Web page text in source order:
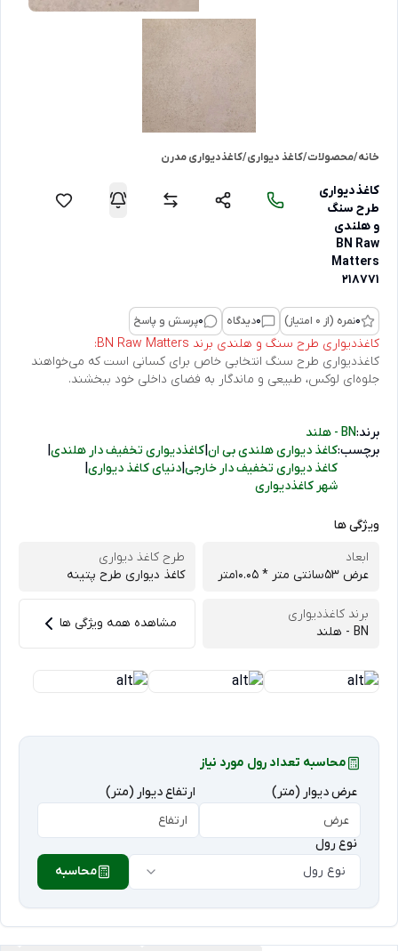
خانه/محصولات/کاغذ دیواری/کاغذدیواری مدرن
کاغذدیواری
طرح سنگ
و هلندی
BN Raw
Matters
218771
0نمره (از 0 امتیاز) 0دیدگاه 0پرسش و پاسخ
کاغذدیواری طرح سنگ و هلندی برند BN Raw Matters:
کاغذدیواری طرح سنگ انتخابی خاص برای کسانی است که می‌خواهند
جلوه‌ای لوکس، طبیعی و ماندگار به فضای داخلی خود ببخشند.
برند:BN - هلند
برچسب:کاغذ دیواری هلندی بی ان کاغذدیواری تخفیف دار هلندی
کاغذ دیواری تخفیف دار خارجی دنیای کاغذ دیواری
شهر کاغذدیواری
ویژگی ها
ابعاد
عرض 53سانتی متر * 10.05متر
طرح کاغذ دیواری
کاغذ دیواری طرح پتینه
برند کاغذدیواری
BN - هلند
مشاهده همه ویژگی ها
محاسبه تعداد رول مورد نیاز
عرض دیوار (متر)
ارتفاع دیوار (متر)
نوع رول
نوع رول
محاسبه